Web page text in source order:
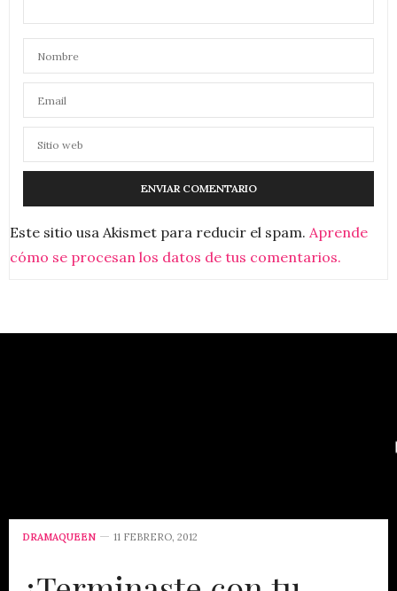
Este sitio usa Akismet para reducir el spam. Aprende
cómo se procesan los datos de tus comentarios.
DRAMAQUEEN 11 FEBRERO, 2012